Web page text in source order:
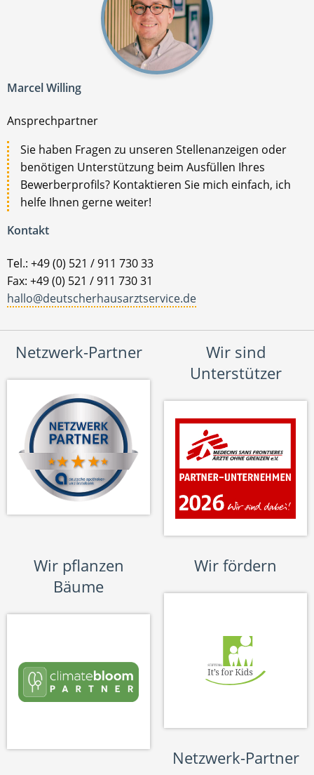
Marcel Willing
Ansprechpartner
Sie haben Fragen zu unseren Stellenanzeigen oder
benötigen Unterstützung beim Ausfüllen Ihres
Bewerberprofils? Kontaktieren Sie mich einfach, ich
helfe Ihnen gerne weiter!
Kontakt
Tel.: +49 (0) 521 / 911 730 33
Fax: +49 (0) 521 / 911 730 31
hallo@deutscherhausarztservice.de
Netzwerk-Partner
Wir sind
Unterstützer
Wir pflanzen
Bäume
Wir fördern
Netzwerk-Partner